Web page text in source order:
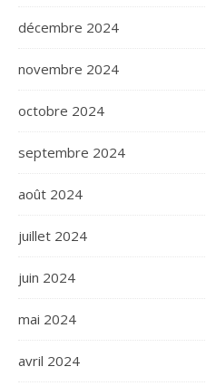
décembre 2024
novembre 2024
octobre 2024
septembre 2024
août 2024
juillet 2024
juin 2024
mai 2024
avril 2024